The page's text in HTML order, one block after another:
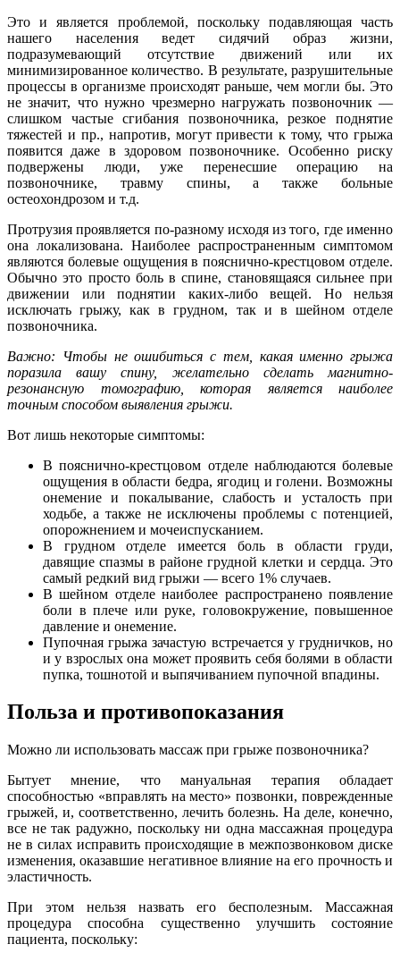
Это и является проблемой, поскольку подавляющая часть
нашего населения ведет сидячий образ жизни,
подразумевающий отсутствие движений или их
минимизированное количество. В результате, разрушительные
процессы в организме происходят раньше, чем могли бы. Это
не значит, что нужно чрезмерно нагружать позвоночник —
слишком частые сгибания позвоночника, резкое поднятие
тяжестей и пр., напротив, могут привести к тому, что грыжа
появится даже в здоровом позвоночнике. Особенно риску
подвержены люди, уже перенесшие операцию на
позвоночнике, травму спины, а также больные
остеохондрозом и т.д.
Протрузия проявляется по-разному исходя из того, где именно
она локализована. Наиболее распространенным симптомом
являются болевые ощущения в пояснично-крестцовом отделе.
Обычно это просто боль в спине, становящаяся сильнее при
движении или поднятии каких-либо вещей. Но нельзя
исключать грыжу, как в грудном, так и в шейном отделе
позвоночника.
Важно: Чтобы не ошибиться с тем, какая именно грыжа
поразила вашу спину, желательно сделать магнитно-
резонансную томографию, которая является наиболее
точным способом выявления грыжи.
Вот лишь некоторые симптомы:
В пояснично-крестцовом отделе наблюдаются болевые
ощущения в области бедра, ягодиц и голени. Возможны
онемение и покалывание, слабость и усталость при
ходьбе, а также не исключены проблемы с потенцией,
опорожнением и мочеиспусканием.
В грудном отделе имеется боль в области груди,
давящие спазмы в районе грудной клетки и сердца. Это
самый редкий вид грыжи — всего 1% случаев.
В шейном отделе наиболее распространено появление
боли в плече или руке, головокружение, повышенное
давление и онемение.
Пупочная грыжа зачастую встречается у грудничков, но
и у взрослых она может проявить себя болями в области
пупка, тошнотой и выпячиванием пупочной впадины.
Польза и противопоказания
Можно ли использовать массаж при грыже позвоночника?
Бытует мнение, что мануальная терапия обладает
способностью «вправлять на место» позвонки, поврежденные
грыжей, и, соответственно, лечить болезнь. На деле, конечно,
все не так радужно, поскольку ни одна массажная процедура
не в силах исправить происходящие в межпозвонковом диске
изменения, оказавшие негативное влияние на его прочность и
эластичность.
При этом нельзя назвать его бесполезным. Массажная
процедура способна существенно улучшить состояние
пациента, поскольку: